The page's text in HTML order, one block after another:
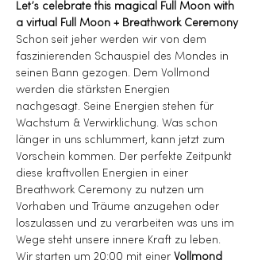
Let’s celebrate this magical Full Moon with
a virtual Full Moon + Breathwork Ceremony
Schon seit jeher werden wir von dem
faszinierenden Schauspiel des Mondes in
seinen Bann gezogen. Dem Vollmond
werden die stärksten Energien
nachgesagt. Seine Energien stehen für
Wachstum & Verwirklichung. Was schon
länger in uns schlummert, kann jetzt zum
Vorschein kommen. Der perfekte Zeitpunkt
diese kraftvollen Energien in einer
Breathwork Ceremony zu nutzen um
Vorhaben und Träume anzugehen oder
loszulassen und zu verarbeiten was uns im
Wege steht unsere innere Kraft zu leben.
Wir starten um 20:00 mit einer Vollmond